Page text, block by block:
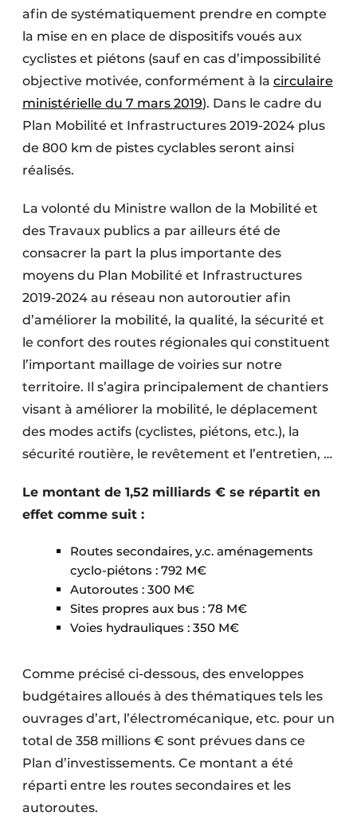
afin de systématiquement prendre en compte
la mise en en place de dispositifs voués aux
cyclistes et piétons (sauf en cas d’impossibilité
objective motivée, conformément à la circulaire
ministérielle du 7 mars 2019). Dans le cadre du
Plan Mobilité et Infrastructures 2019-2024 plus
de 800 km de pistes cyclables seront ainsi
réalisés.
La volonté du Ministre wallon de la Mobilité et
des Travaux publics a par ailleurs été de
consacrer la part la plus importante des
moyens du Plan Mobilité et Infrastructures
2019-2024 au réseau non autoroutier afin
d’améliorer la mobilité, la qualité, la sécurité et
le confort des routes régionales qui constituent
l’important maillage de voiries sur notre
territoire. Il s’agira principalement de chantiers
visant à améliorer la mobilité, le déplacement
des modes actifs (cyclistes, piétons, etc.), la
sécurité routière, le revêtement et l’entretien, …
Le montant de 1,52 milliards € se répartit en
effet comme suit :
Routes secondaires, y.c. aménagements
cyclo-piétons : 792 M€
Autoroutes : 300 M€
Sites propres aux bus : 78 M€
Voies hydrauliques : 350 M€
Comme précisé ci-dessous, des enveloppes
budgétaires alloués à des thématiques tels les
ouvrages d’art, l’électromécanique, etc. pour un
total de 358 millions € sont prévues dans ce
Plan d’investissements. Ce montant a été
réparti entre les routes secondaires et les
autoroutes.